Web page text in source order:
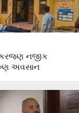
કરજણ નજીક
અવસાન